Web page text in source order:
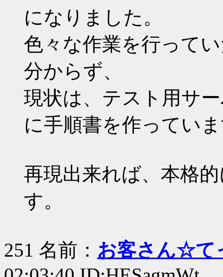
になりました。
色々な作業を行って
分からず、
現状は、テスト用サ
に手順書を作ってい
再現出来れば、本格
す。
251 名前： お客さん☆て